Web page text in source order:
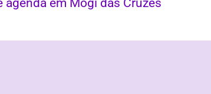
agenda em Mogi das Cruzes